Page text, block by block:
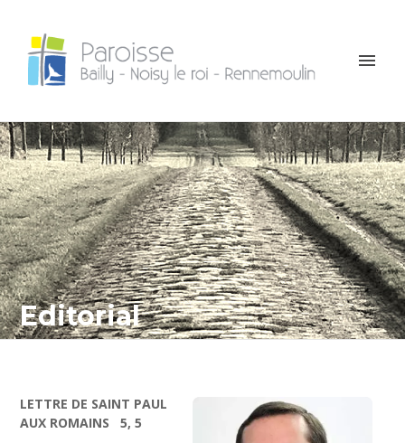
Editorial
LETTRE DE SAINT PAUL
AUX ROMAINS 5, 5